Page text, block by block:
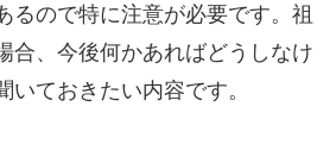
るので特に注意が必要です。祖
合、今後何かあればどうしなけ
いておきたい内容です。